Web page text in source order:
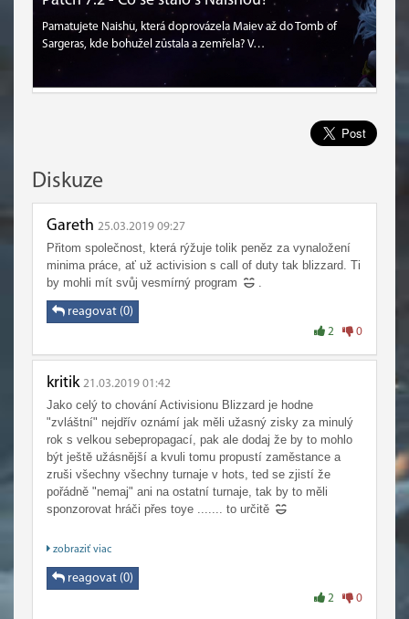
Pamatujete Naishu, která doprovázela Maiev až do Tomb of
Sargeras, kde bohužel zůstala a zemřela? V…
Diskuze
Gareth 25.03.2019 09:27
Přitom společnost, která rýžuje tolik peněz za vynaložení
minima práce, ať už activision s call of duty tak blizzard. Ti
by mohli mít svůj vesmírný program
.
reagovat (0)
2 0
kritik 21.03.2019 01:42
Jako celý to chování Activisionu Blizzard je hodne
"zvláštní" nejdřív oznámí jak měli užasný zisky za minulý
rok s velkou sebepropagací, pak ale dodaj že by to mohlo
být ještě užásnější a kvuli tomu propustí zaměstance a
zruši všechny všechny turnaje v hots, ted se zjistí že
pořádně "nemaj" ani na ostatní turnaje, tak by to měli
sponzorovat hráči přes toye ....... to určitě
Ale ja nevim jestli ma smyl ty veci ve storu jeste
nedá. minule tam bylo lítající prase, co bude příště ? hůlka
Harryho Pottra ? honem rychle to kupte v akční slevě právě
zobraziť viac
reagovat (0)
2 0